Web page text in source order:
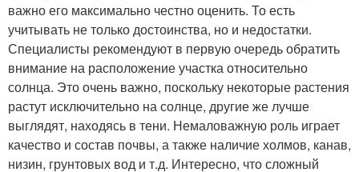
важно его максимально честно оценить. То есть
учитывать не только достоинства, но и недостатки.
Специалисты рекомендуют в первую очередь обратить
внимание на расположение участка относительно
солнца. Это очень важно, поскольку некоторые растения
растут исключительно на солнце, другие же лучше
выглядят, находясь в тени. Немаловажную роль играет
качество и состав почвы, а также наличие холмов, канав,
низин, грунтовых вод и т.д. Интересно, что сложный